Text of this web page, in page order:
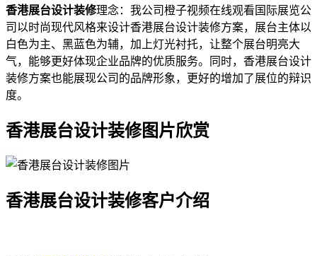
香港展台设计装修理念：我公司橙子视频在线观看国际展览公
司以时尚现代风格来设计香港展台设计装修方案，展台主体以
白色为主、黑蓝色为辅，加上灯光衬托，让整个展台明亮大
气，能够更好体现企业品牌的优质服务。同时，香港展台设计
装修方案也能展现公司的品牌形象，更好的增加了展位的辩识
度。
香港展台设计装修图片欣赏
香港展台设计装修客户介绍